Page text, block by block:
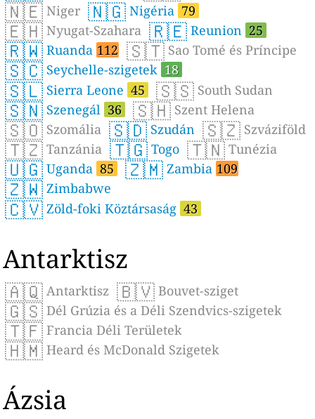
🇳🇪 Niger 🇳🇬 Nigéria 79
🇪🇭 Nyugat-Szahara 🇷🇪 Reunion 25
🇷🇼 Ruanda 112 🇸🇹 Sao Tomé és Príncipe
🇸🇨 Seychelle-szigetek 18
🇸🇱 Sierra Leone 45 🇸🇸 South Sudan
🇸🇳 Szenegál 36 🇸🇭 Szent Helena
🇸🇴 Szomália 🇸🇩 Szudán 🇸🇿 Szváziföld
🇹🇿 Tanzánia 🇹🇬 Togo 🇹🇳 Tunézia
🇺🇬 Uganda 85 🇿🇲 Zambia 109
🇿🇼 Zimbabwe
🇨🇻 Zöld-foki Köztársaság 43
Antarktisz
🇦🇶 Antarktisz 🇧🇻 Bouvet-sziget
🇬🇸 Dél Grúzia és a Déli Szendvics-szigetek
🇹🇫 Francia Déli Területek
🇭🇲 Heard és McDonald Szigetek
Ázsia